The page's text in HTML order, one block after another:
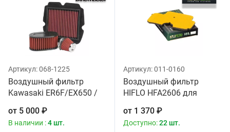
Артикул:068-1225
Воздушный фильтр
Kawasaki ER6F/EX650 /
от 5 000 ₽
В наличии :4 шт.
Артикул:011-0160
Воздушный фильтр
HIFLO HFA2606 для
6f Ninja '06-08, KLE 650
Versys '07-16
от 1 370 ₽
Доступно:22 шт.